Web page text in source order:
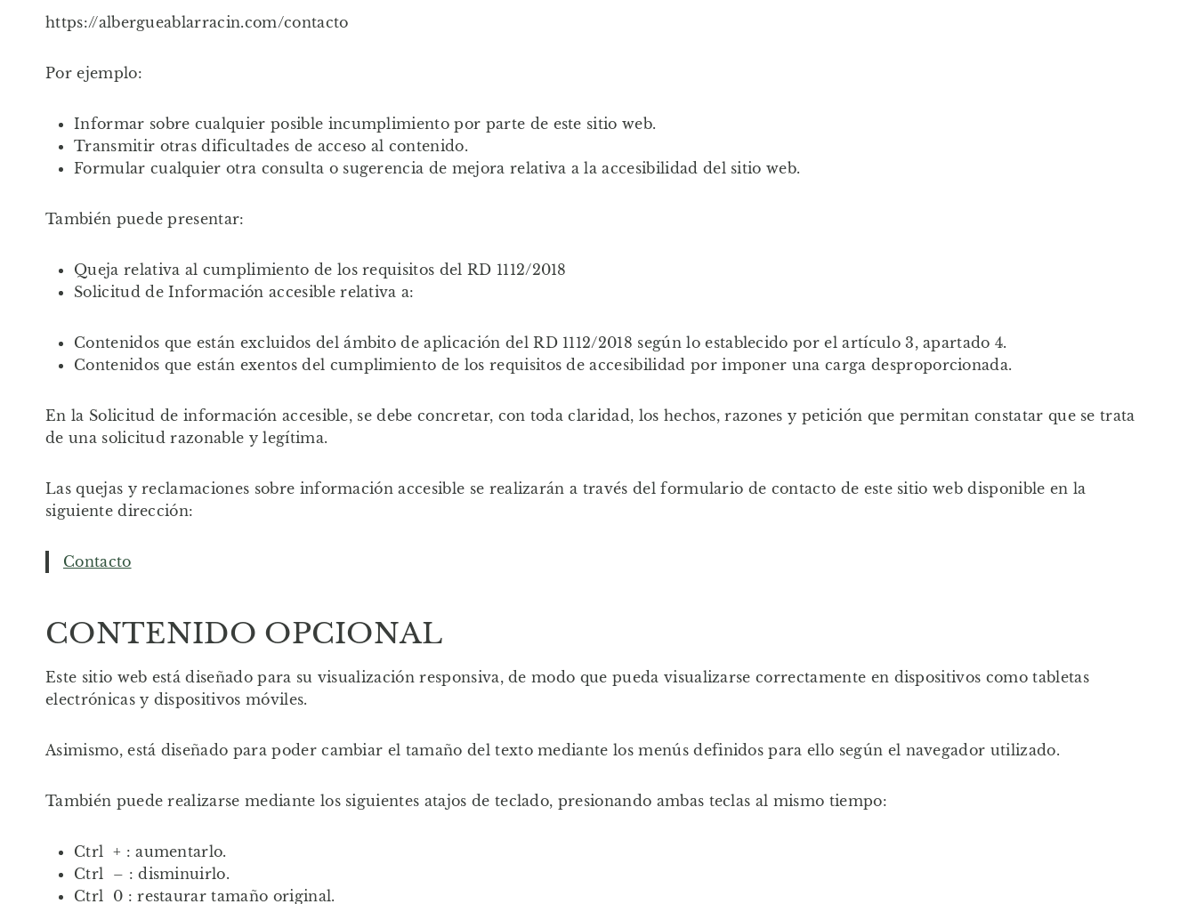
https://albergueablarracin.com/contacto
Por ejemplo:
Informar sobre cualquier posible incumplimiento por parte de este sitio web.
Transmitir otras dificultades de acceso al contenido.
Formular cualquier otra consulta o sugerencia de mejora relativa a la accesibilidad del sitio web.
También puede presentar:
Queja relativa al cumplimiento de los requisitos del RD 1112/2018
Solicitud de Información accesible relativa a:
Contenidos que están excluidos del ámbito de aplicación del RD 1112/2018 según lo establecido por el artículo 3, apartado 4.
Contenidos que están exentos del cumplimiento de los requisitos de accesibilidad por imponer una carga desproporcionada.
En la Solicitud de información accesible, se debe concretar, con toda claridad, los hechos, razones y petición que permitan constatar que se trata
de una solicitud razonable y legítima.
Las quejas y reclamaciones sobre información accesible se realizarán a través del formulario de contacto de este sitio web disponible en la
siguiente dirección:
Contacto
CONTENIDO OPCIONAL
Este sitio web está diseñado para su visualización responsiva, de modo que pueda visualizarse correctamente en dispositivos como tabletas
electrónicas y dispositivos móviles.
Asimismo, está diseñado para poder cambiar el tamaño del texto mediante los menús definidos para ello según el navegador utilizado.
También puede realizarse mediante los siguientes atajos de teclado, presionando ambas teclas al mismo tiempo:
Ctrl + : aumentarlo.
Ctrl – : disminuirlo.
Ctrl 0 : restaurar tamaño original.